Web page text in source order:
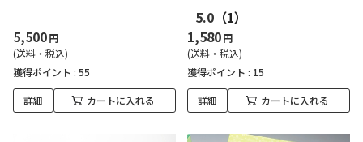
5,500円
(送料・税込)
獲得ポイント : 55
詳細 カートに入れる
5.0 （1）
1,580円
(送料・税込)
獲得ポイント : 15
詳細 カートに入れる